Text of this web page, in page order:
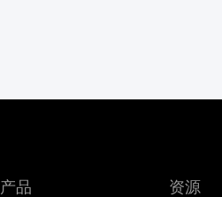
产品 资源